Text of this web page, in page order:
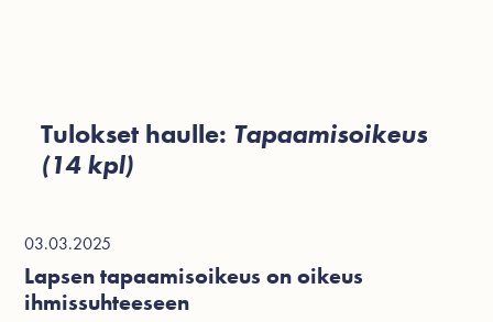
Tulokset haulle: Tapaamisoikeus
(14 kpl)
03.03.2025
Lapsen tapaamisoikeus on oikeus
ihmissuhteeseen